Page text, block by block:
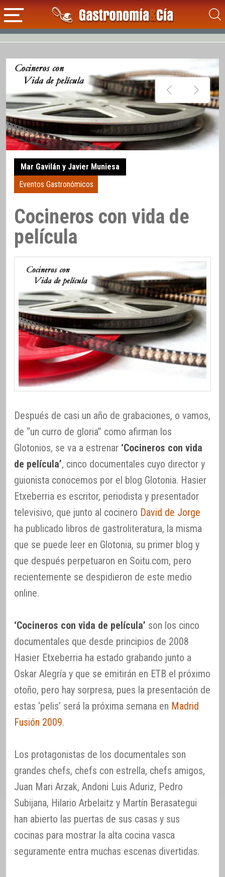
Mar Gavilán y Javier Muniesa
Eventos Gastronómicos
Cocineros con vida de
película
Después de casi un año de grabaciones, o vamos,
de “un curro de gloria” como afirman los
Glotonios, se va a estrenar ‘Cocineros con vida
de película’, cinco documentales cuyo director y
guionista conocemos por el blog Glotonia. Hasier
Etxeberria es escritor, periodista y presentador
televisivo, que junto al cocinero David de Jorge
ha publicado libros de gastroliteratura, la misma
que se puede leer en Glotonia, su primer blog y
que después perpetuaron en Soitu.com, pero
recientemente se despidieron de este medio
online.
‘Cocineros con vida de película’ son los cinco
documentales que desde principios de 2008
Hasier Etxeberria ha estado grabando junto a
Oskar Alegría y que se emitirán en ETB el próximo
otoño, pero hay sorpresa, pues la presentación de
estas ‘pelis’ será la próxima semana en Madrid
Fusión 2009.
Los protagonistas de los documentales son
grandes chefs, chefs con estrella, chefs amigos,
Juan Mari Arzak, Andoni Luis Aduriz, Pedro
Subijana, Hilario Arbelaitz y Martín Berasategui
han abierto las puertas de sus casas y sus
cocinas para mostrar la alta cocina vasca
seguramente entra muchas escenas divertidas.